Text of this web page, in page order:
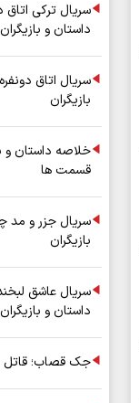
سریال ترکی
داستان و بازیگران
سریال اتاق
بازیگران
خلاصه داستان و
قسمت ها
سریال جزر و
بازیگران
سریال عاشق
داستان و بازیگران
جک قصاب؛ قاتل